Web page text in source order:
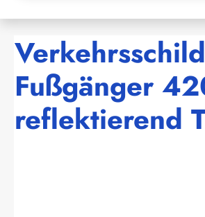
Fußgänger
reflektierend